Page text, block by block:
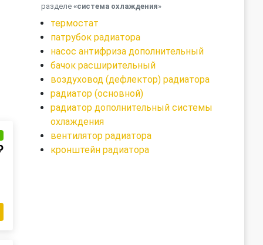
разделе «система охлаждения»
термостат
патрубок радиатора
насос антифриза дополнительный
бачок расширительный
воздуховод (дефлектор) радиатора
радиатор (основной)
радиатор дополнительный системы
охлаждения
вентилятор радиатора
кронштейн радиатора